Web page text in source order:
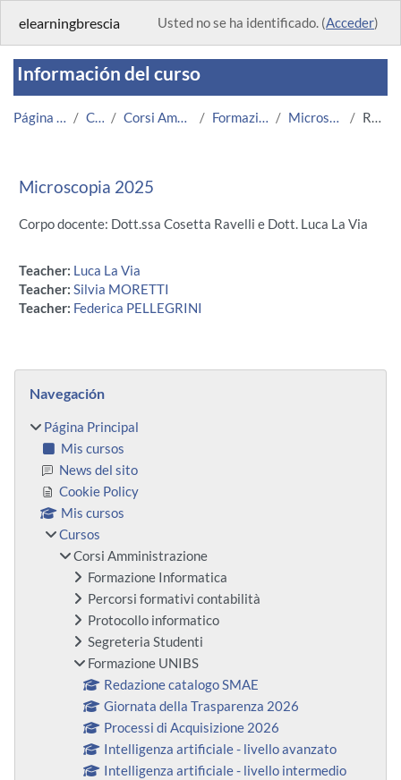
elearningbrescia Usted no se ha identificado. (Acceder)
Información del curso
Página Principal Cursos Corsi Amministrazione Formazione UNIBS Microscopia 2025 Resumen
Microscopia 2025
Corpo docente: Dott.ssa Cosetta Ravelli e Dott. Luca La Via
Teacher: Luca La Via
Teacher: Silvia MORETTI
Teacher: Federica PELLEGRINI
Bloques
Navegación
Página Principal
Mis cursos
News del sito
Cookie Policy
Mis cursos
Cursos
Corsi Amministrazione
Formazione Informatica
Percorsi formativi contabilità
Protocollo informatico
Segreteria Studenti
Formazione UNIBS
Redazione catalogo SMAE
Giornata della Trasparenza 2026
Processi di Acquisizione 2026
Intelligenza artificiale - livello avanzato
Intelligenza artificiale - livello intermedio